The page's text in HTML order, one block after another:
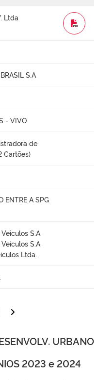
Ltda
WORD
S.A
- VIVO
de
Cartões)
ENTRE A SPG
S.A.
S.A.
Ltda.
URBANO
2023 e 2024